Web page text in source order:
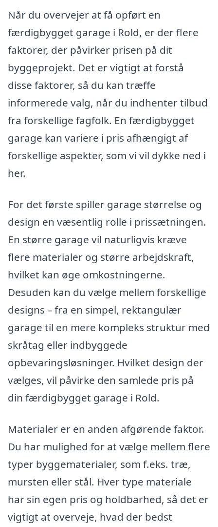
Når du overvejer at få opført en
færdigbygget garage i Rold, er der flere
faktorer, der påvirker prisen på dit
byggeprojekt. Det er vigtigt at forstå
disse faktorer, så du kan træffe
informerede valg, når du indhenter tilbud
fra forskellige fagfolk. En færdigbygget
garage kan variere i pris afhængigt af
forskellige aspekter, som vi vil dykke ned i
her.
For det første spiller garage størrelse og
design en væsentlig rolle i prissætningen.
En større garage vil naturligvis kræve
flere materialer og større arbejdskraft,
hvilket kan øge omkostningerne.
Desuden kan du vælge mellem forskellige
designs – fra en simpel, rektangulær
garage til en mere kompleks struktur med
skråtag eller indbyggede
opbevaringsløsninger. Hvilket design der
vælges, vil påvirke den samlede pris på
din færdigbygget garage i Rold.
Materialer er en anden afgørende faktor.
Du har mulighed for at vælge mellem flere
typer byggematerialer, som f.eks. træ,
mursten eller stål. Hver type materiale
har sin egen pris og holdbarhed, så det er
vigtigt at overveje, hvad der bedst